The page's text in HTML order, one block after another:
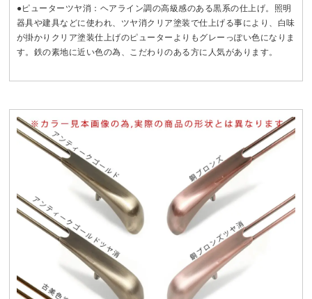
●ピューターツヤ消：ヘアライン調の高級感のある黒系の仕上げ。照明
器具や建具などに使われ、ツヤ消クリア塗装で仕上げる事により、白味
が掛かりクリア塗装仕上げのピューターよりもグレーっぽい色になりま
す。鉄の素地に近い色の為、こだわりのある方に人気があります。